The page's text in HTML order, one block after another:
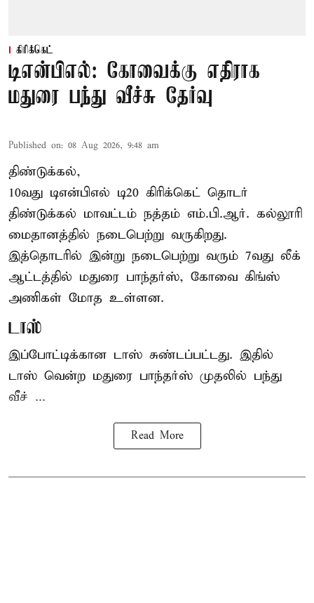
கிரிக்கெட்
டிஎன்பிஎல்: கோவைக்கு எதிராக
மதுரை பந்து வீச்சு தேர்வு
Published on: 08 Aug 2026, 9:48 am
திண்டுக்கல்,
10வது டிஎன்பிஎல் டி20 கிரிக்கெட் தொடர்
திண்டுக்கல் மாவட்டம் நத்தம் எம்.பி.ஆர். கல்லூரி
மைதானத்தில் நடைபெற்று வருகிறது.
இத்தொடரில் இன்று நடைபெற்று வரும் 7வது லீக்
ஆட்டத்தில் மதுரை பாந்தர்ஸ், கோவை கிங்ஸ்
அணிகள் மோத உள்ளன.
டாஸ்
இப்போட்டிக்கான டாஸ் சுண்டப்பட்டது. இதில்
டாஸ் வென்ற மதுரை பாந்தர்ஸ் முதலில் பந்து
வீச் ...
Read More